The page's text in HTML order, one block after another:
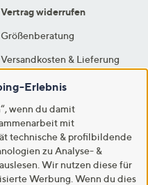
Vertrag widerrufen
Größenberatung
Versandkosten & Lieferung
Bezahlung
Rücksendung & Entsorgung
Sicherheit & Datenschutz
FAQs - Häufige Fragen
Hilfe & Service
Erlebnis
wenn du damit
mit
technische & profilbildende
zu Analyse- &
Wir nutzen diese für
Werbung. Wenn du dies